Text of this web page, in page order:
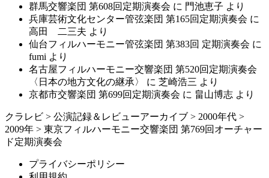
群馬交響楽団 第608回定期演奏会 に 門池恵子 より
兵庫芸術文化センター管弦楽団 第165回定期演奏会 に
高田 二三夫 より
仙台フィルハーモニー管弦楽団 第383回 定期演奏会 に
fumi より
名古屋フィルハーモニー交響楽団 第520回定期演奏会
〈日本の地方文化の継承〉
に 芝崎浩三 より
京都市交響楽団 第699回定期演奏会 に 畠山博志 より
クラレビ > 公演記録＆レビューアーカイブ > 2000年代 >
2009年 > 東京フィルハーモニー交響楽団 第769回オーチャー
ド定期演奏会
プライバシーポリシー